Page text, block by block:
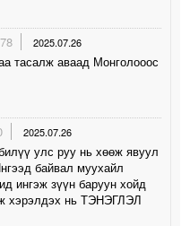
2025.07.26
тасалж аваад Монголооос
2025.07.26
улс руу нь хөөж явуул
байвал муухайл
ингэж зүүн баруун хойд
хэрэлдэх нь ТЭНЭГЛЭЛ